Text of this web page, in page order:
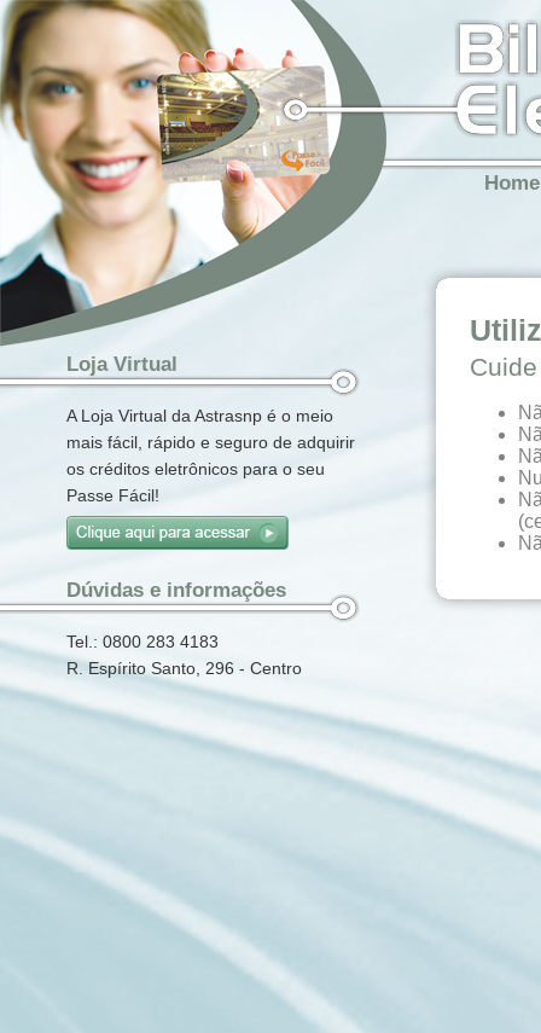
Home
Loja Virtual
A Loja Virtual da Astrasnp é o meio
mais fácil, rápido e seguro de adquirir
os créditos eletrônicos para o seu
Passe Fácil!
Dúvidas e informações
Tel.: 0800 283 4183
R. Espírito Santo, 296 - Centro